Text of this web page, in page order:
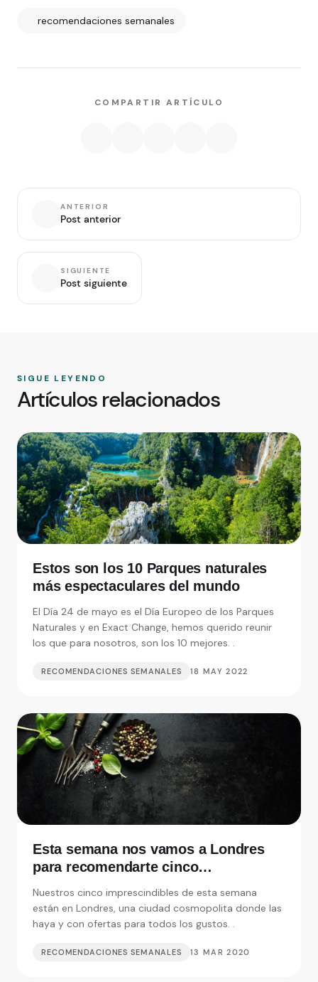
recomendaciones semanales
COMPARTIR ARTÍCULO
ANTERIOR
Post anterior
SIGUIENTE
Post siguiente
SIGUE LEYENDO
Artículos relacionados
Estos son los 10 Parques naturales
más espectaculares del mundo
El Día 24 de mayo es el Día Europeo de los Parques
Naturales y en Exact Change, hemos querido reunir
los que para nosotros, son los 10 mejores. .
RECOMENDACIONES SEMANALES 18 MAY 2022
Esta semana nos vamos a Londres
para recomendarte cinco
imprescindibles
Nuestros cinco imprescindibles de esta semana
están en Londres, una ciudad cosmopolita donde las
haya y con ofertas para todos los gustos. .
RECOMENDACIONES SEMANALES 13 MAR 2020